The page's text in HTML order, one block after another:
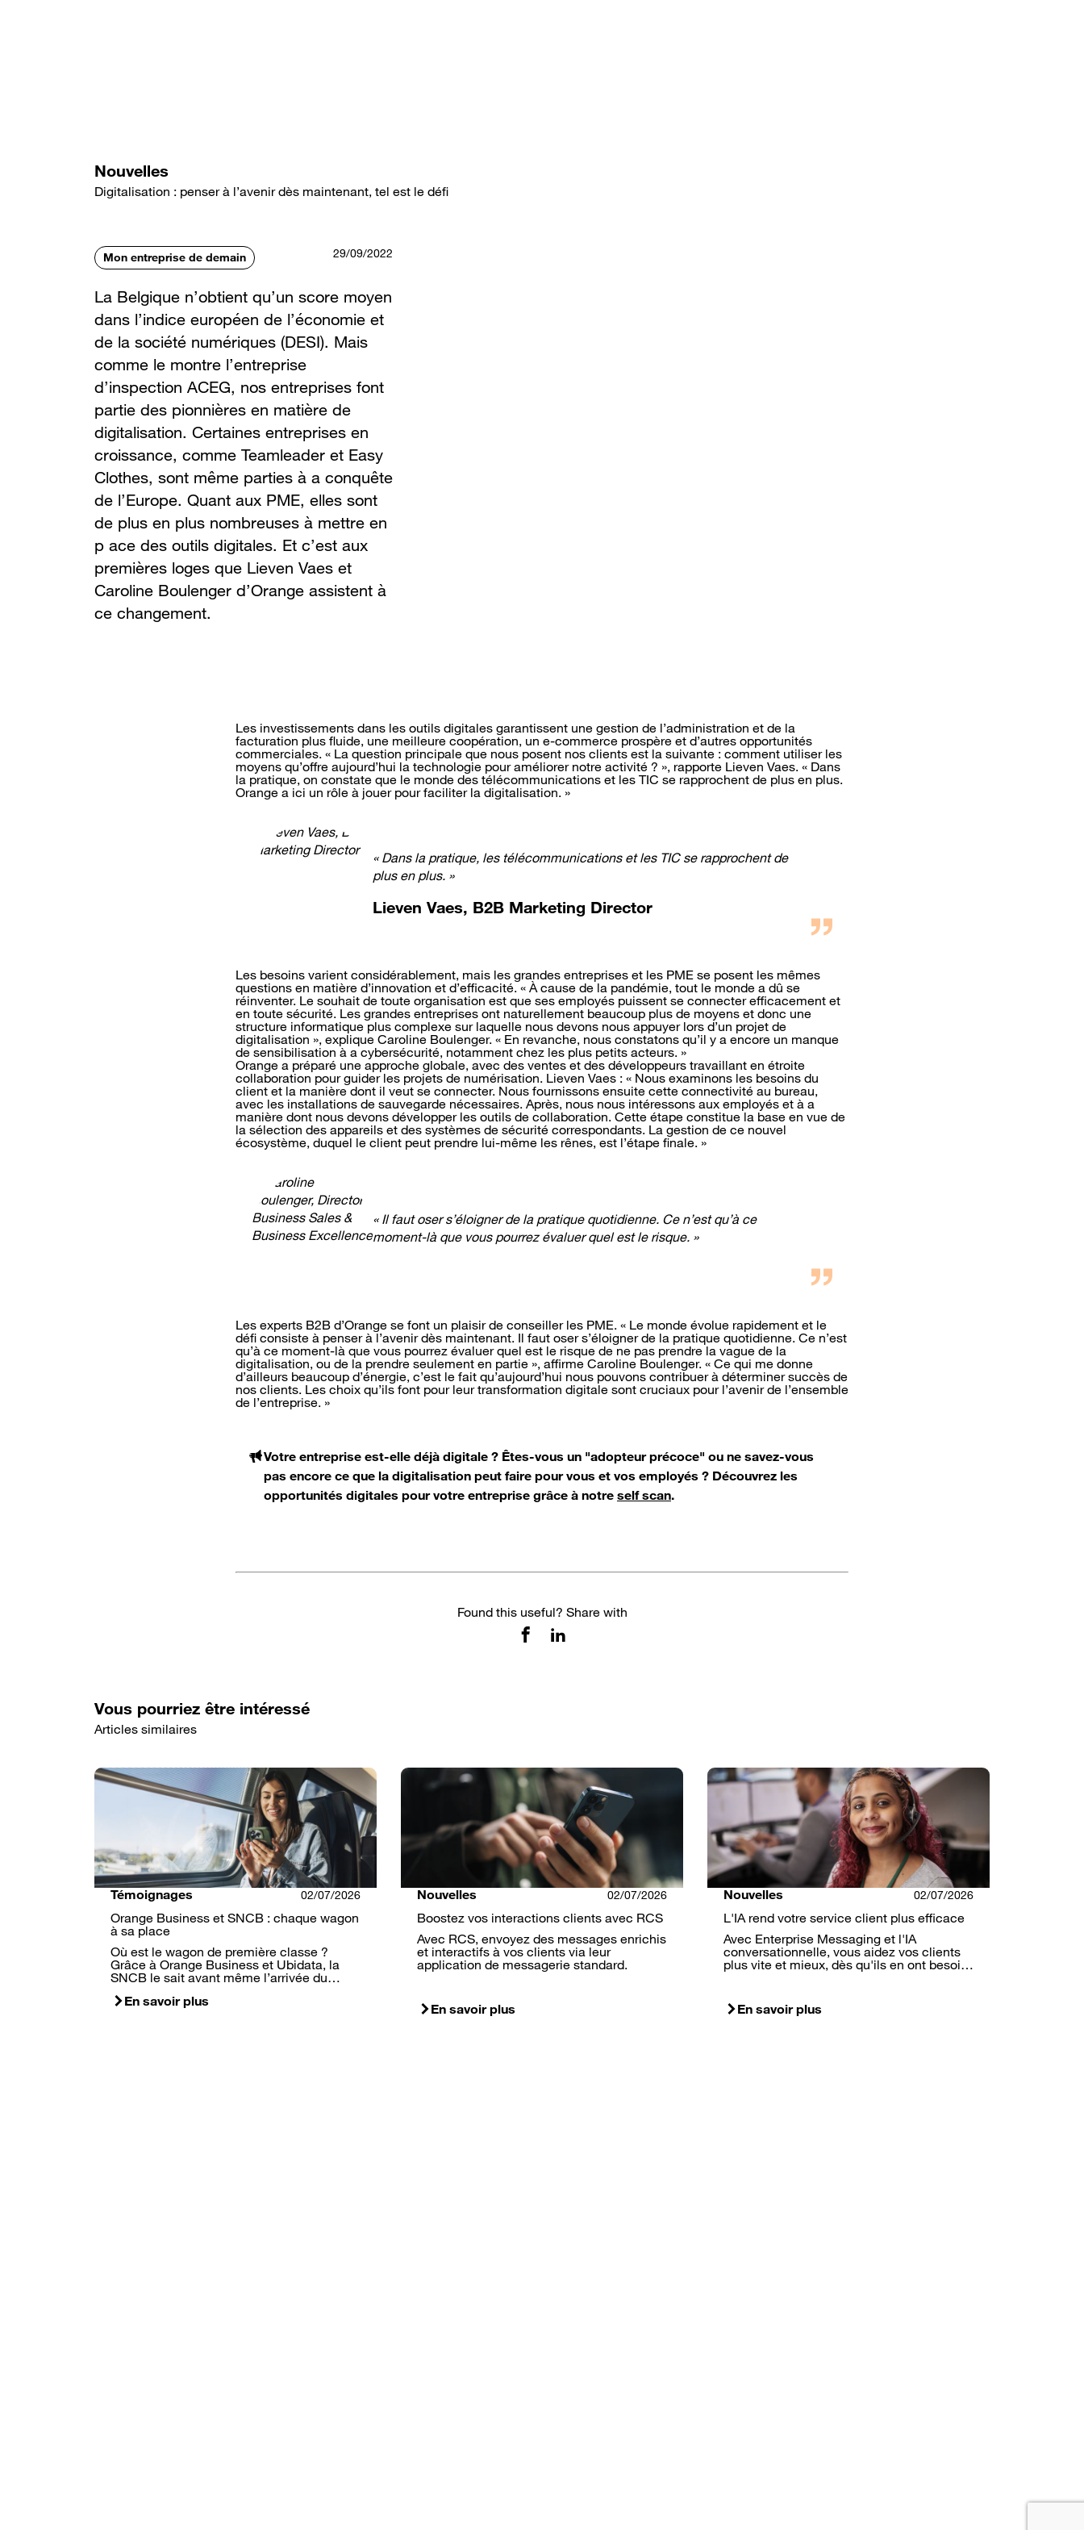
Nouvelles
Digitalisation : penser à l’avenir dès maintenant, tel est le défi
Mon entreprise de demain 29/09/2022
La Belgique n’obtient qu’un score moyen
dans l’indice européen de l’économie et
de la société numériques (DESI). Mais
comme le montre l’entreprise
d’inspection ACEG, nos entreprises font
partie des pionnières en matière de
digitalisation. Certaines entreprises en
croissance, comme Teamleader et Easy
Clothes, sont même parties à a conquête
de l’Europe. Quant aux PME, elles sont
de plus en plus nombreuses à mettre en
p ace des outils digitales. Et c’est aux
premières loges que Lieven Vaes et
Caroline Boulenger d’Orange assistent à
ce changement.
Les investissements dans les outils digitales garantissent une gestion de l’administration et de la
facturation plus fluide, une meilleure coopération, un e-commerce prospère et d’autres opportunités
commerciales. « La question principale que nous posent nos clients est la suivante : comment utiliser les
moyens qu’offre aujourd’hui la technologie pour améliorer notre activité ? », rapporte Lieven Vaes. « Dans
la pratique, on constate que le monde des télécommunications et les TIC se rapprochent de plus en plus.
Orange a ici un rôle à jouer pour faciliter la digitalisation. »
« Dans la pratique, les télécommunications et les TIC se rapprochent de
plus en plus. »
Lieven Vaes, B2B Marketing Director
Les besoins varient considérablement, mais les grandes entreprises et les PME se posent les mêmes
questions en matière d’innovation et d’efficacité. « À cause de la pandémie, tout le monde a dû se
réinventer. Le souhait de toute organisation est que ses employés puissent se connecter efficacement et
en toute sécurité. Les grandes entreprises ont naturellement beaucoup plus de moyens et donc une
structure informatique plus complexe sur laquelle nous devons nous appuyer lors d’un projet de
digitalisation », explique Caroline Boulenger. « En revanche, nous constatons qu’il y a encore un manque
de sensibilisation à a cybersécurité, notamment chez les plus petits acteurs. »
Orange a préparé une approche globale, avec des ventes et des développeurs travaillant en étroite
collaboration pour guider les projets de numérisation. Lieven Vaes : « Nous examinons les besoins du
client et la manière dont il veut se connecter. Nous fournissons ensuite cette connectivité au bureau,
avec les installations de sauvegarde nécessaires. Après, nous nous intéressons aux employés et à a
manière dont nous devons développer les outils de collaboration. Cette étape constitue la base en vue de
la sélection des appareils et des systèmes de sécurité correspondants. La gestion de ce nouvel
écosystème, duquel le client peut prendre lui-même les rênes, est l’étape finale. »
« Il faut oser s’éloigner de la pratique quotidienne. Ce n’est qu’à ce
moment-là que vous pourrez évaluer quel est le risque. »
Les experts B2B d’Orange se font un plaisir de conseiller les PME. « Le monde évolue rapidement et le
défi consiste à penser à l’avenir dès maintenant. Il faut oser s’éloigner de la pratique quotidienne. Ce n’est
qu’à ce moment-là que vous pourrez évaluer quel est le risque de ne pas prendre la vague de la
digitalisation, ou de la prendre seulement en partie », affirme Caroline Boulenger. « Ce qui me donne
d’ailleurs beaucoup d’énergie, c’est le fait qu’aujourd’hui nous pouvons contribuer à déterminer succès de
nos clients. Les choix qu’ils font pour leur transformation digitale sont cruciaux pour l’avenir de l’ensemble
de l’entreprise. »
Votre entreprise est-elle déjà digitale ? Êtes-vous un "adopteur précoce" ou ne savez-vous
pas encore ce que la digitalisation peut faire pour vous et vos employés ? Découvrez les
opportunités digitales pour votre entreprise grâce à notre self scan.
Found this useful? Share with
Vous pourriez être intéressé
Articles similaires
Témoignages 02/07/2026
Orange Business et SNCB : chaque wagon
à sa place
Où est le wagon de première classe ?
Grâce à Orange Business et Ubidata, la
SNCB le sait avant même l’arrivée du…
En savoir plus
Nouvelles 02/07/2026
Boostez vos interactions clients avec RCS
Avec RCS, envoyez des messages enrichis
et interactifs à vos clients via leur
application de messagerie standard.
En savoir plus
Nouvelles 02/07/2026
L'IA rend votre service client plus efficace
Avec Enterprise Messaging et l'IA
conversationnelle, vous aidez vos clients
plus vite et mieux, dès qu'ils en ont besoi…
En savoir plus